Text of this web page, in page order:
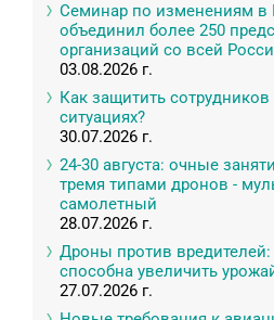
Семинар по изменениям в
объединил более 250
организаций со всей
03.08.2026 г.
Как защитить
ситуациях?
30.07.2026 г.
24-30 августа: очные
тремя типами дронов -
самолетный
28.07.2026 г.
Дроны против вредителей:
способна увеличить
27.07.2026 г.